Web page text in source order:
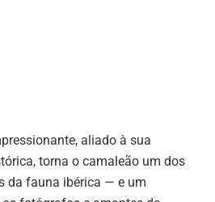
aliado à sua
torna o camaleão um dos
da fauna ibérica — e um